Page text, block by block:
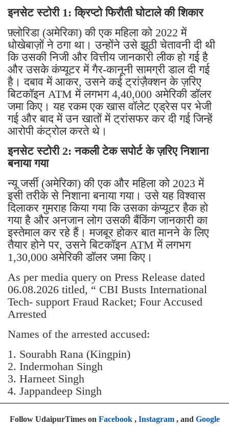
इनसेट स्टोरी 1: क्रिप्टो फिरौती घोटाले की शिकार
फ़्लोरिडा (अमेरिका) की एक महिला को 2022 में
धोखेबाज़ों ने ठगा था। उन्होंने उसे झूठी चेतावनी दी थी
कि उसकी निजी और वित्तीय जानकारी लीक हो गई है
और उसके कंप्यूटर में गैर-कानूनी सामग्री डाल दी गई
है। दबाव में आकर, उसने कई ट्रांज़ैक्शन के ज़रिए
बिटकॉइन ATM में लगभग 4,40,000 अमेरिकी डॉलर
जमा किए। यह रकम एक खास वॉलेट एड्रेस पर भेजी
गई और बाद में उन खातों में ट्रांसफर कर दी गई जिन्हें
आरोपी कंट्रोल करते थे।
इनसेट स्टोरी 2: नकली टेक सपोर्ट के ज़रिए निशाना
बनाया गया
न्यू जर्सी (अमेरिका) की एक और महिला को 2023 में
इसी तरीके से निशाना बनाया गया। उसे यह विश्वास
दिलाकर गुमराह किया गया कि उसका कंप्यूटर हैक हो
गया है और अनजान लोग उसकी बैंकिंग जानकारी का
इस्तेमाल कर रहे हैं। मजबूर होकर बात मानने के लिए
तैयार होने पर, उसने बिटकॉइन ATM में लगभग
1,30,000 अमेरिकी डॉलर जमा किए।
As per media query on Press Release dated
06.08.2026 titled, “ CBI Busts International
Tech- support Fraud Racket; Four Accused
Arrested
Names of the arrested accused:
1. Sourabh Rana (Kingpin)
2. Indermohan Singh
3. ⁠Harneet Singh
4. ⁠Jappandeep Singh
Follow UdaipurTimes on Facebook, Instagram, and Google